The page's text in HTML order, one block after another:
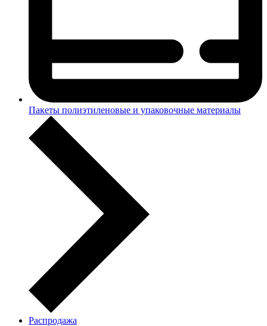
Пакеты полиэтиленовые и упаковочные материалы
Распродажа